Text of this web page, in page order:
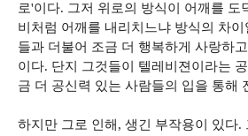
로'이다. 그저 위로의 방식이 어깨를 도
비처럼 어깨를 내리치느냐 방식의 차
들과 더불어 조금 더 행복하게 사랑하
이다. 단지 그것들이 텔레비젼이라는
금 더 공신력 있는 사람들의 입을 통해
하지만 그로 인해, 생긴 부작용이 있다.